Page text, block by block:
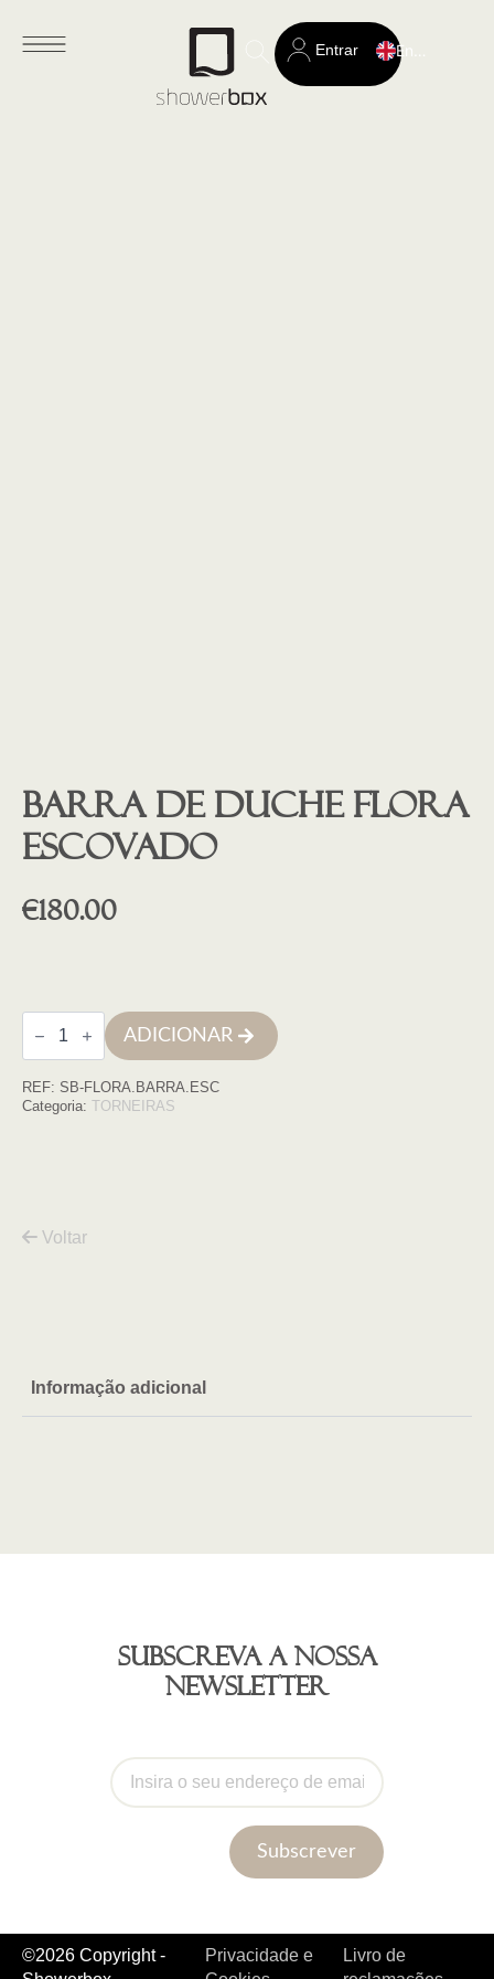
Search
for:
Entrar
Barra de duche FLORA
escovado
€180.00
Quantidade
de
Barra
duche
FLORA
ADICIONAR
REF: SB-FLORA.BARRA.ESC
Categoria: TORNEIRAS
Voltar
Informação adicional
Subscreva a nossa
newsletter
Subscrever
©2026 Copyright -
Privacidade e
Livro de